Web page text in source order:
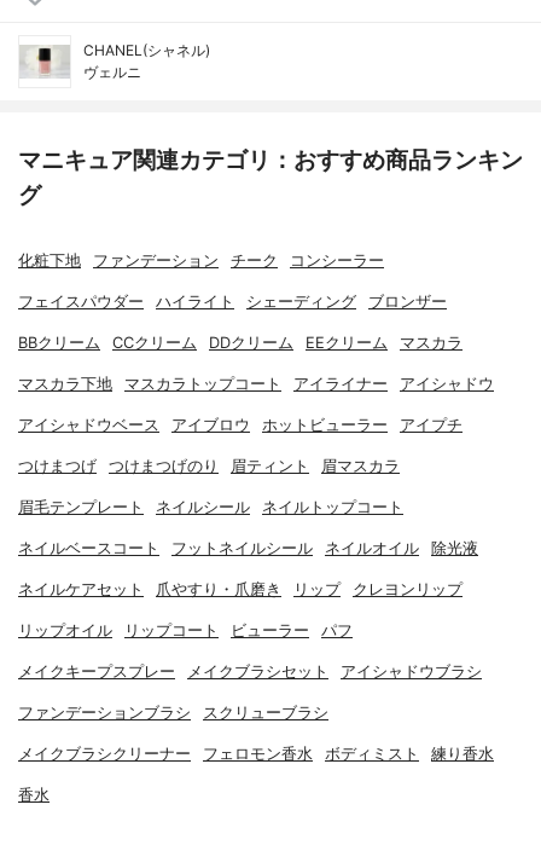
CHANEL(シャネル)
ヴェルニ
マニキュア関連カテゴリ：おすすめ商品ランキン
グ
化粧下地 ファンデーション チーク コンシーラー
フェイスパウダー ハイライト シェーディング ブロンザー
BBクリーム CCクリーム DDクリーム EEクリーム マスカラ
マスカラ下地 マスカラトップコート アイライナー アイシャドウ
アイシャドウベース アイブロウ ホットビューラー アイプチ
つけまつげ つけまつげのり 眉ティント 眉マスカラ
眉毛テンプレート ネイルシール ネイルトップコート
ネイルベースコート フットネイルシール ネイルオイル 除光液
ネイルケアセット 爪やすり・爪磨き リップ クレヨンリップ
リップオイル リップコート ビューラー パフ
メイクキープスプレー メイクブラシセット アイシャドウブラシ
ファンデーションブラシ スクリューブラシ
メイクブラシクリーナー フェロモン香水 ボディミスト 練り香水
香水